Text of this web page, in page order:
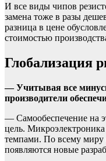
И все виды чипов
замена тоже в разы
разница в цене
стоимостью
Глобализация
— Учитывая все
производители
— Самообеспечение на
цель.
темпами. По всему миру
появляются новые